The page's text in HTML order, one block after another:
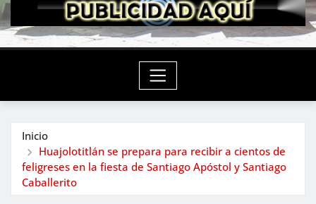
Inicio
Huajolotitlán se prepara para recibir a cientos de
feligreses en la fiesta de Santiago Apóstol y Santiago
Caballerito